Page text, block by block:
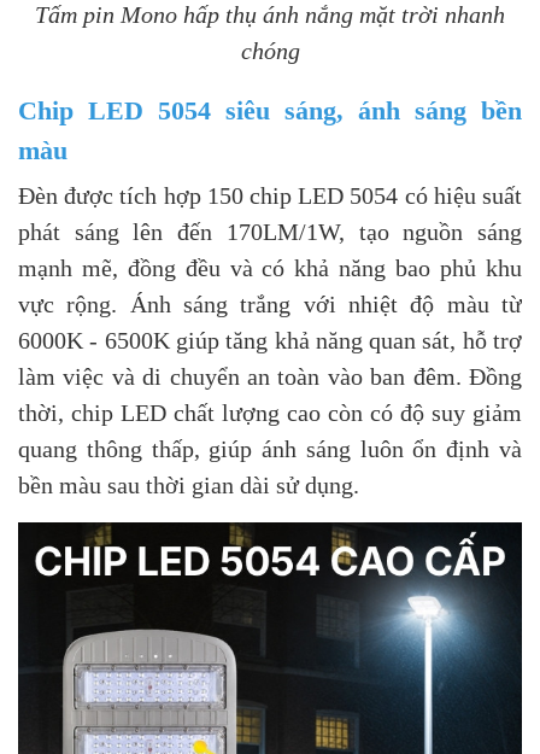
Tấm pin Mono hấp thụ ánh nắng mặt trời nhanh
chóng
Chip LED 5054 siêu sáng, ánh sáng bền
màu
Đèn được tích hợp 150 chip LED 5054 có hiệu suất
phát sáng lên đến 170LM/1W, tạo nguồn sáng
mạnh mẽ, đồng đều và có khả năng bao phủ khu
vực rộng. Ánh sáng trắng với nhiệt độ màu từ
6000K - 6500K giúp tăng khả năng quan sát, hỗ trợ
làm việc và di chuyển an toàn vào ban đêm. Đồng
thời, chip LED chất lượng cao còn có độ suy giảm
quang thông thấp, giúp ánh sáng luôn ổn định và
bền màu sau thời gian dài sử dụng.